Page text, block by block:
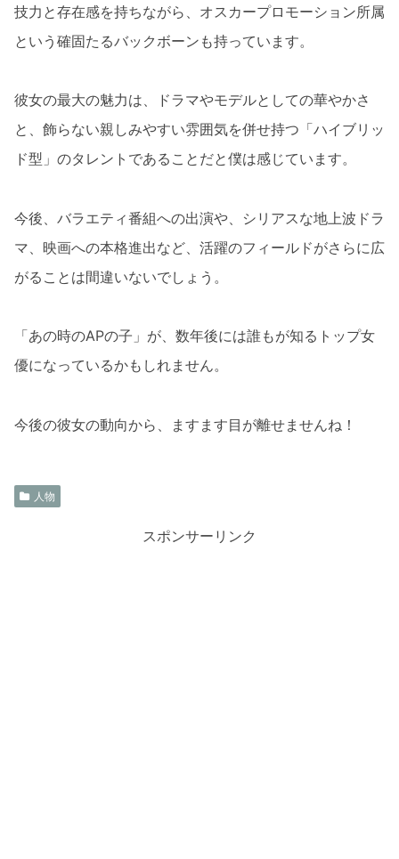
技力と存在感を持ちながら、オスカープロモーション所属
という確固たるバックボーンも持っています。
彼女の最大の魅力は、ドラマやモデルとしての華やかさ
と、飾らない親しみやすい雰囲気を併せ持つ「ハイブリッ
ド型」のタレントであることだと僕は感じています。
今後、バラエティ番組への出演や、シリアスな地上波ドラ
マ、映画への本格進出など、活躍のフィールドがさらに広
がることは間違いないでしょう。
「あの時のAPの子」が、数年後には誰もが知るトップ女
優になっているかもしれません。
今後の彼女の動向から、ますます目が離せませんね！
人物
スポンサーリンク